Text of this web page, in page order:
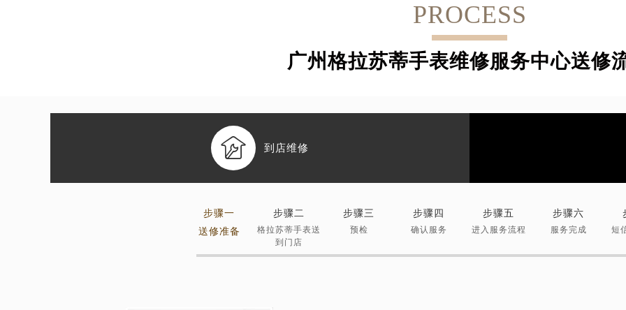
PROCESS
广州格拉苏蒂手表维修服务中心送修
 到店维修
步骤一
送修准备
步骤二
格拉苏蒂手表送
到门店
步骤三
预检
步骤四
确认服务
步骤五
进入服务流程
步骤六
服务完成 短